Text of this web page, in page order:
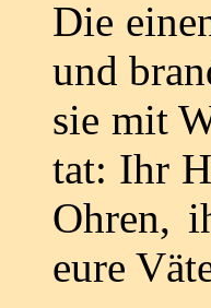
Die
und
sie mit
tat: Ihr
Ohren,
eure